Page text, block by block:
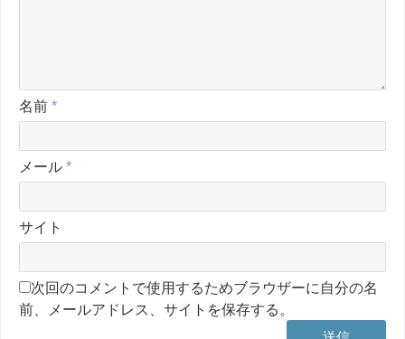
名前 *
メール *
サイト
次回のコメントで使用するためブラウザーに自分の名
前、メールアドレス、サイトを保存する。